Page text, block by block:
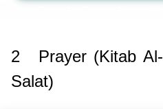
2
Prayer (Kitab Al-
Salat)